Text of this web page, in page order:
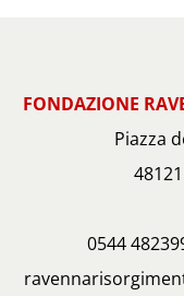
FONDAZIONE
Piazza
0544